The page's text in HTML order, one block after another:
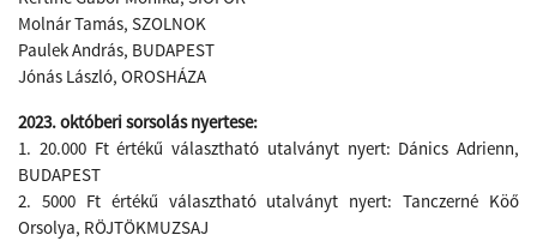
Molnár Tamás, SZOLNOK
Paulek András, BUDAPEST
​Jónás László, OROSHÁZA
2023. októberi sorsolás nyertese:
1. 20.000 Ft értékű választható utalványt nyert: Dánics Adrienn,
BUDAPEST
2. 5000 Ft értékű választható utalványt nyert: Tanczerné Köő
Orsolya, RÖJTÖKMUZSAJ